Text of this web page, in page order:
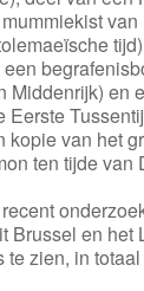
Middenrijk) en
Eerste
kopie van het
ten tijde van
Brussel en het
te zien, in